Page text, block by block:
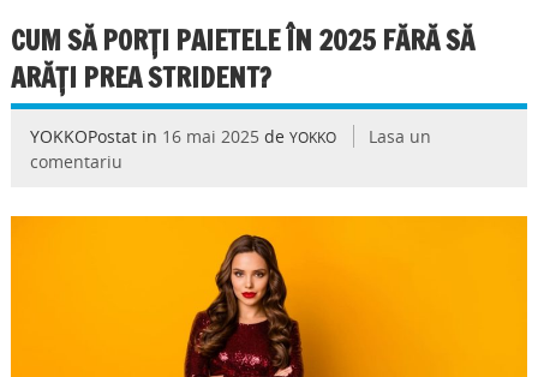
CUM SĂ PORȚI PAIETELE ÎN 2025 FĂRĂ SĂ
ARĂȚI PREA STRIDENT?
YOKKOPostat in 16 mai 2025 de YOKKO
Lasa un
comentariu